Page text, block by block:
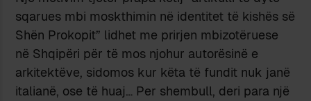
sqarues mbi moskthimin në identitet të kishës së
Shën Prokopit” lidhet me prirjen mbizotëruese
në Shqipëri për të mos njohur autorësinë e
arkitektëve, sidomos kur këta të fundit nuk janë
italianë, ose të huaj… Per shembull, deri para një